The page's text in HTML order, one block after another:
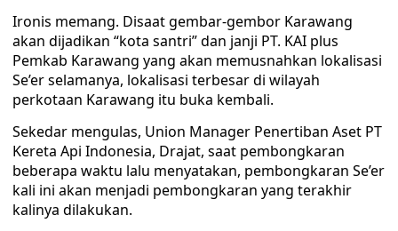
Ironis memang. Disaat gembar-gembor Karawang
akan dijadikan “kota santri” dan janji PT. KAI plus
Pemkab Karawang yang akan memusnahkan lokalisasi
Se’er selamanya, lokalisasi terbesar di wilayah
perkotaan Karawang itu buka kembali.
Sekedar mengulas, Union Manager Penertiban Aset PT
Kereta Api Indonesia, Drajat, saat pembongkaran
beberapa waktu lalu menyatakan, pembongkaran Se’er
kali ini akan menjadi pembongkaran yang terakhir
kalinya dilakukan.